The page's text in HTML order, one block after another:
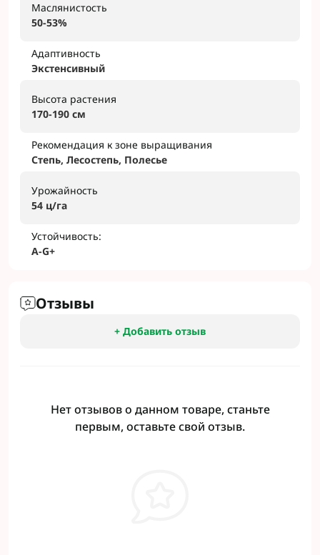
Маслянистость
50-53%
Адаптивность
Экстенсивный
Высота растения
170-190 см
Рекомендация к зоне выращивания
Степь, Лесостепь, Полесье
Урожайность
54 ц/га
Устойчивость:
A-G+
Отзывы
+ Добавить отзыв
Нет отзывов о данном товаре, станьте
первым, оставьте свой отзыв.